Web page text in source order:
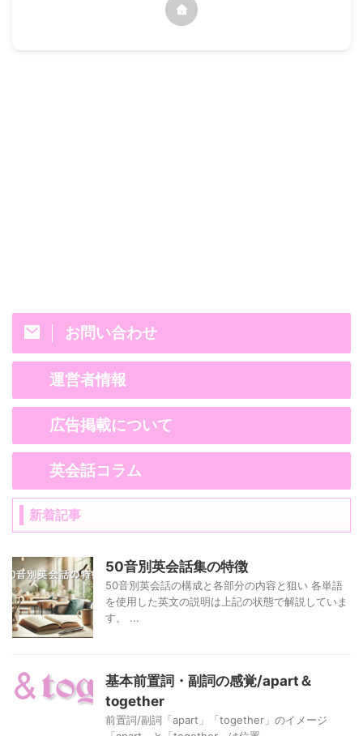
お問い合わせ
運営者情報
広告掲載について
英会話コラム
新着記事
50音別英会話集の特徴
50音別英会話の構成と各部分の内容と狙い 各単語
を使用した英文の説明は上記の状態で解説していま
す。 ...
基本前置詞・副詞の感覚/apart＆
together
前置詞/副詞「apart」「together」のイメージ